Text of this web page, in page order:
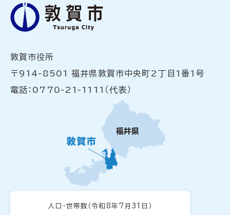
敦賀市役所
〒914-8501 福井県敦賀市中央町2丁目1番1号
電話：0770-21-1111（代表）
人口・世帯数 （令和8年7月31日）